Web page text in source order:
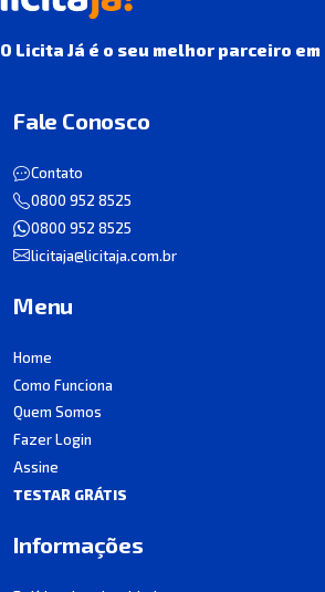
O Licita Já é o seu melhor parceiro
Fale Conosco
Contato
0800 952 8525
0800 952 8525
licitaja@licitaja.com.br
Menu
Home
Como Funciona
Quem Somos
Fazer Login
Assine
TESTAR GRÁTIS
Informações